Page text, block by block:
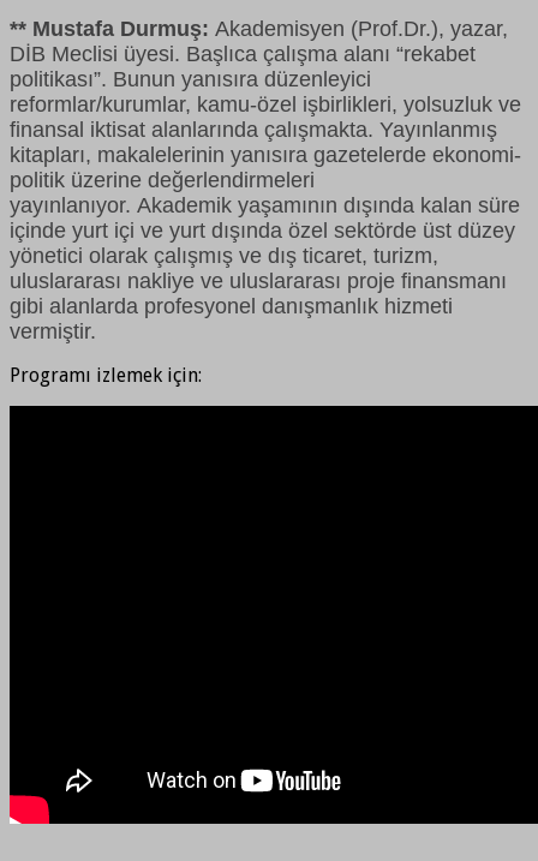
** Mustafa Durmuş: Akademisyen (Prof.Dr.), yazar,
DİB Meclisi üyesi. Başlıca çalışma alanı “rekabet
politikası”. Bunun yanısıra düzenleyici
reformlar/kurumlar, kamu-özel işbirlikleri, yolsuzluk ve
finansal iktisat alanlarında çalışmakta. Yayınlanmış
kitapları, makalelerinin yanısıra gazetelerde ekonomi-
politik üzerine değerlendirmeleri
yayınlanıyor. Akademik yaşamının dışında kalan süre
içinde yurt içi ve yurt dışında özel sektörde üst düzey
yönetici olarak çalışmış ve dış ticaret, turizm,
uluslararası nakliye ve uluslararası proje finansmanı
gibi alanlarda profesyonel danışmanlık hizmeti
vermiştir.
Programı izlemek için: